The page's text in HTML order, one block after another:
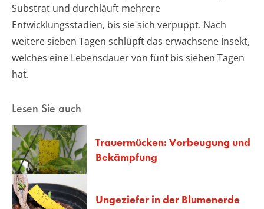
Substrat und durchläuft mehrere
Entwicklungsstadien, bis sie sich verpuppt. Nach
weitere sieben Tagen schlüpft das erwachsene Insekt,
welches eine Lebensdauer von fünf bis sieben Tagen
hat.
Lesen Sie auch
Trauermücken: Vorbeugung und
Bekämpfung
Ungeziefer in der Blumenerde